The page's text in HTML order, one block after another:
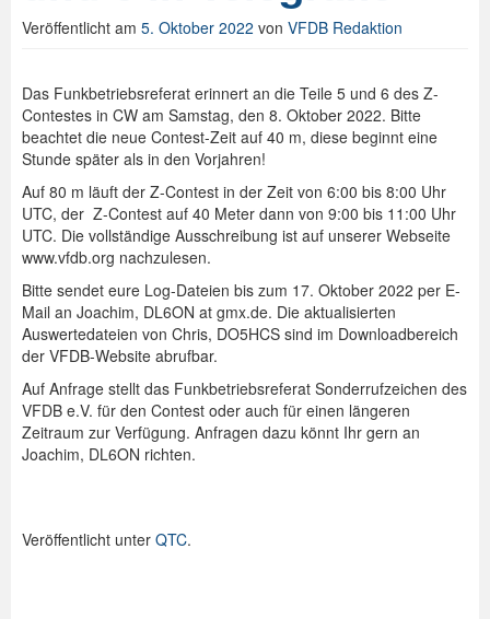
Veröffentlicht am 5. Oktober 2022 von VFDB Redaktion
Das Funkbetriebsreferat erinnert an die Teile 5 und 6 des Z-
Contestes in CW am Samstag, den 8. Oktober 2022. Bitte
beachtet die neue Contest-Zeit auf 40 m, diese beginnt eine
Stunde später als in den Vorjahren!
Auf 80 m läuft der Z-Contest in der Zeit von 6:00 bis 8:00 Uhr
UTC, der Z-Contest auf 40 Meter dann von 9:00 bis 11:00 Uhr
UTC. Die vollständige Ausschreibung ist auf unserer Webseite
www.vfdb.org nachzulesen.
Bitte sendet eure Log-Dateien bis zum 17. Oktober 2022 per E-
Mail an Joachim, DL6ON at gmx.de. Die aktualisierten
Auswertedateien von Chris, DO5HCS sind im Downloadbereich
der VFDB-Website abrufbar.
Auf Anfrage stellt das Funkbetriebsreferat Sonderrufzeichen des
VFDB e.V. für den Contest oder auch für einen längeren
Zeitraum zur Verfügung. Anfragen dazu könnt Ihr gern an
Joachim, DL6ON richten.
Veröffentlicht unter QTC.